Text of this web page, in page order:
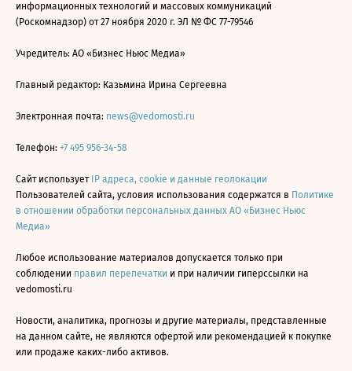
информационных технологий и массовых коммуникаций
(Роскомнадзор) от 27 ноября 2020 г. ЭЛ № ФС 77-79546
Учредитель: АО «Бизнес Ньюс Медиа»
Главный редактор: Казьмина Ирина Сергеевна
Электронная почта: news@vedomosti.ru
Телефон: +7 495 956-34-58
Сайт использует IP адреса, cookie и данные геолокации
Пользователей сайта, условия использования содержатся в Политике
в отношении обработки персональных данных АО «Бизнес Ньюс
Медиа»
Любое использование материалов допускается только при
соблюдении правил перепечатки и при наличии гиперссылки на
vedomosti.ru
Новости, аналитика, прогнозы и другие материалы, представленные
на данном сайте, не являются офертой или рекомендацией к покупке
или продаже каких-либо активов.